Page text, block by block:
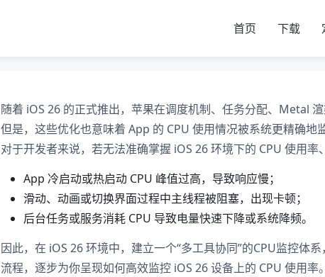
首页 下载
随着 iOS 26 的正式推出，苹果在调度机制、任务分配、Metal
但是，这些优化也意味着 App 的 CPU 使用情况被系统更精确地
对于开发者来说，若无法准确掌握 iOS 26 环境下的 CPU 使用率
App 冷启动或热启动 CPU 峰值过高，导致响应慢；
滑动、动画或切换界面过程中主线程被阻塞，出现卡顿；
后台任务或服务消耗 CPU 导致电量快速下降或系统降频。
因此，在 iOS 26 环境中，建立一个“多工具协同”的CPU监控体
流程，逐步为你呈现如何高效监控 iOS 26 设备上的 CPU 使用率。